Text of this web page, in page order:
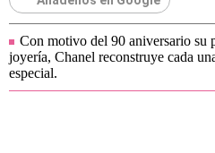
Con motivo del 90 aniversario su
joyería, Chanel reconstruye cada
especial.